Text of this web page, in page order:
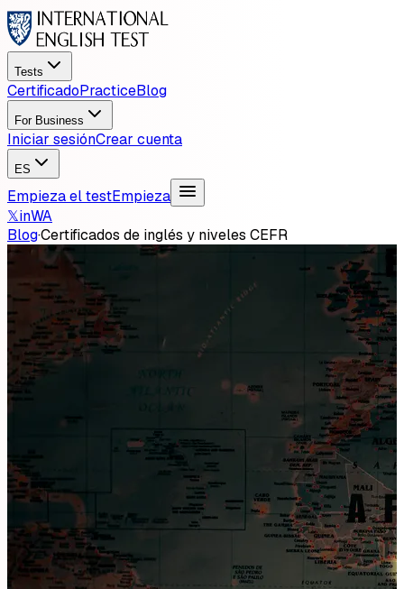
Tests
CertificadoPracticeBlog
For Business
Iniciar sesiónCrear cuenta
ES
Empieza el testEmpieza
𝕏inWA
Blog·Certificados de inglés y niveles CEFR